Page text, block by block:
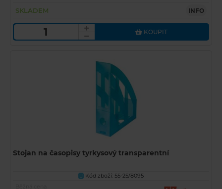
SKLADEM INFO
KOUPIT
Stojan na časopisy tyrkysový transparentní
U
Kód zboží: 55-25/8095